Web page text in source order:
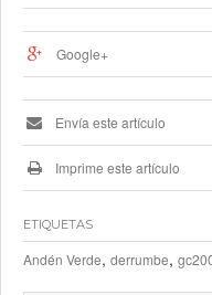
Google+
Envía este artículo
Imprime este artículo
ETIQUETAS
Andén Verde, derrumbe,